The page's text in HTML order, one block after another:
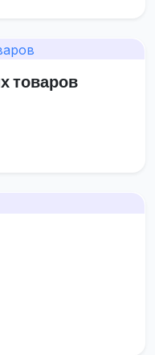
товаров